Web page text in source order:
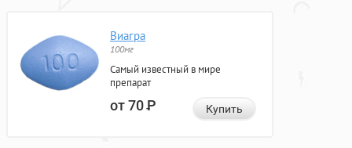
Виагра
100мг
Самый известный в мире
препарат
от 70Р Купить